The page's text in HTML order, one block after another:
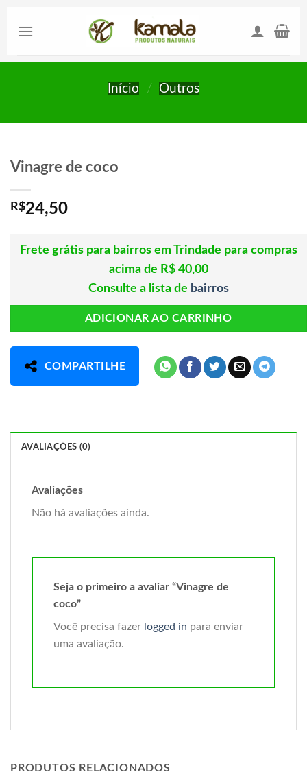
Início / Outros
Vinagre de coco
R$24,50
Frete grátis para bairros em Trindade para compras
acima de R$ 40,00
Consulte a lista de bairros
ADICIONAR AO CARRINHO
COMPARTILHE
AVALIAÇÕES (0)
Avaliações
Não há avaliações ainda.
Seja o primeiro a avaliar “Vinagre de
coco”
Você precisa fazer logged in para enviar
uma avaliação.
PRODUTOS RELACIONADOS